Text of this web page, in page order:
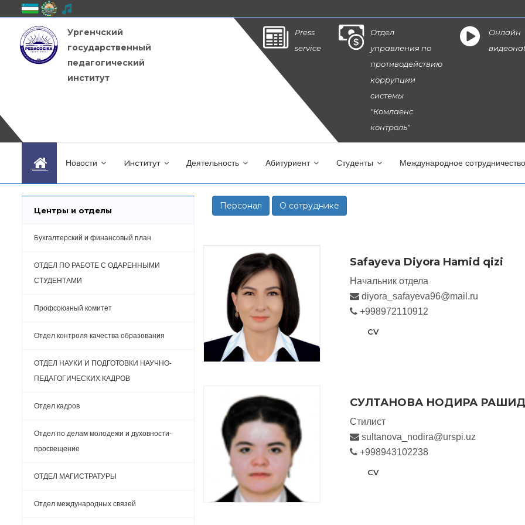
Ургенчский
государственный
педагогический
институт
Press
service
Отдел
управления по
противодействию
коррупции
системы
"Комлаенс
контроль"
Онлайн
Новости Институт Деятельность Абитуриент Студенты Международное сотрудничество
Центры и отделы
Бухгалтерский и финансовый план
ОТДЕЛ ПО РАБОТЕ С ОДАРЕННЫМИ
СТУДЕНТАМИ
Профсоюзный комитет
Отдел контроля качества образования
ОТДЕЛ НАУКИ И ПОДГОТОВКИ НАУЧНО-
ПЕДАГОГИЧЕСКИХ КАДРОВ
Отдел кадров
Отдел по делам молодежи и духовности-
просвещение
ОТДЕЛ МАГИСТРАТУРЫ
Отдел международных связей
Персонал О сотруднике
Safayeva Diyora Hamid qizi
Начальник отдела
diyora_safayeva96@mail.ru
+998972110912
CV
СУЛТАНОВА НОДИРА
Стилист
sultanova_nodira@urspi.uz
+998943102238
CV